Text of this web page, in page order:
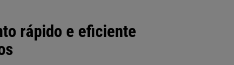
rápido e eficiente